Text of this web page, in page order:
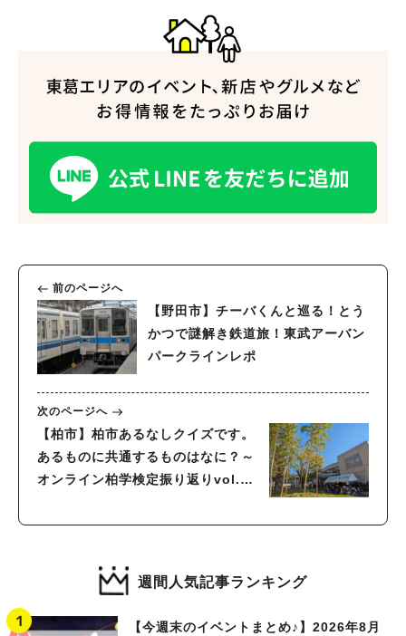
前のページへ
【野田市】チーバくんと巡る！とう
かつで謎解き鉄道旅！東武アーバン
パークラインレポ
次のページへ
【柏市】柏市あるなしクイズです。
あるものに共通するものはなに？～
オンライン柏学検定振り返りvol.19
週間人気記事ランキング
【今週末のイベントまとめ♪】2026年8月